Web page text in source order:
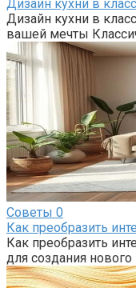
Дизайн кухни в
Дизайн кухни в
вашей мечты
Советы 0
Как преобразить
Как преобразить
для создания